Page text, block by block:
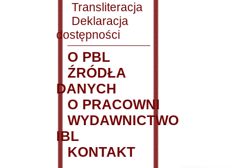
Transliteracja
Deklaracja
dostępności
O PBL
ŹRÓDŁA
DANYCH
O PRACOWNI
WYDAWNICTWO
IBL
KONTAKT